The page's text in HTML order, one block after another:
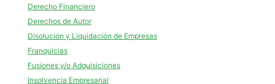
Derecho Financiero
Derechos de Autor
Disolución y Liquidación de Empresas
Franquicias
Fusiones y/o Adquisiciones
Insolvencia Empresarial